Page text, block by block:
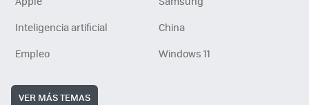
Inteligencia artificial
China
Empleo
Windows 11
VER MÁS TEMAS